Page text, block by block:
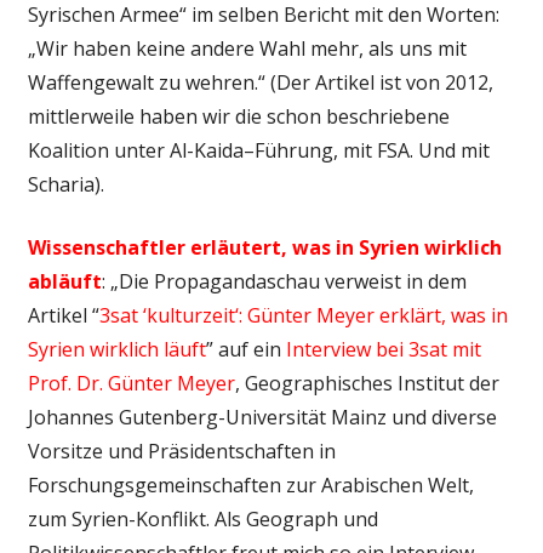
Syrischen Armee“ im selben Bericht mit den Worten:
„Wir haben keine andere Wahl mehr, als uns mit
Waffengewalt zu wehren.“ (Der Artikel ist von 2012,
mittlerweile haben wir die schon beschriebene
Koalition unter Al-Kaida–Führung, mit FSA. Und mit
Scharia).
Wissenschaftler erläutert, was in Syrien wirklich
abläuft: „Die Propagandaschau verweist in dem
Artikel “3sat ‘kulturzeit‘: Günter Meyer erklärt, was in
Syrien wirklich läuft” auf ein Interview bei 3sat mit
Prof. Dr. Günter Meyer, Geographisches Institut der
Johannes Gutenberg-Universität Mainz und diverse
Vorsitze und Präsidentschaften in
Forschungsgemeinschaften zur Arabischen Welt,
zum Syrien-Konflikt. Als Geograph und